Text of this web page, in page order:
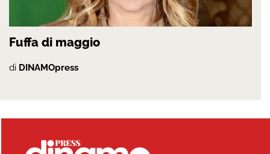
Fuffa di maggio
di DINAMOpress